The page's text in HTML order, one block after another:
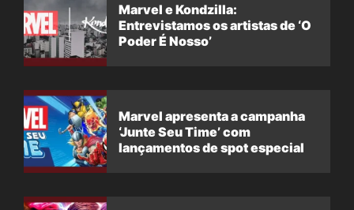
Marvel e Kondzilla:
Entrevistamos os artistas de ‘O
Poder É Nosso’
Marvel apresenta a campanha
‘Junte Seu Time’ com
lançamentos de spot especial